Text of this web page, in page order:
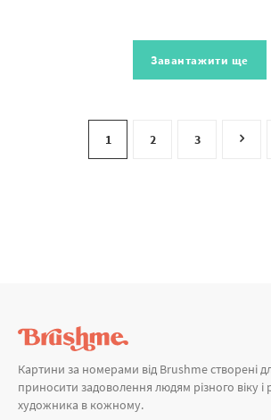
Завантажити ще
1 2 3
Картини за номерами від Brushme створені
приносити задоволення людям різного віку і
художника в кожному.